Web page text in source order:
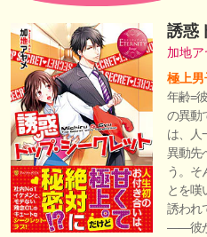
誘惑
加地ア
極上
年齢=
の異動
は、人
異動先
う。そ
とを嘆
誘われ
――彼